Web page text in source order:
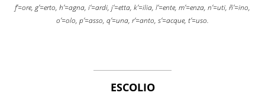
f’=ore, g’=erto, h’=agna, i’=ardi, j’=etta, k’=ilia, l’=ente, m’=enza, n’=uti, ñ’=ino,
o’=olo, p’=asso, q’=una, r’=anto, s’=acque, t’=uso.
ESCOLIO